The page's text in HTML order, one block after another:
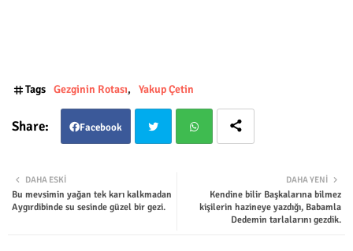
Tags Gezginin Rotası Yakup Çetin
Facebook
ter
DAHA YENI
Kendine bilir Başkalarına bilmez
kişilerin hazineye yazdığı, Babamla
Dedemin tarlalarını gezdik.
DAHA ESKI
Bu mevsimin yağan tek karı kalkmadan
Aygırdibinde su sesinde güzel bir gezi.